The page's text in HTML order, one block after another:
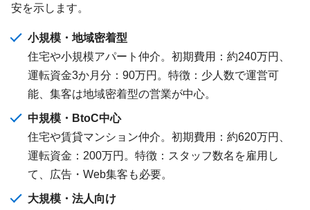
安を示します。
小規模・地域密着型
住宅や小規模アパート仲介。初期費用：約240万円、
運転資金3か月分：90万円。特徴：少人数で運営可
能、集客は地域密着型の営業が中心。
中規模・BtoC中心
住宅や賃貸マンション仲介。初期費用：約620万円、
運転資金：200万円。特徴：スタッフ数名を雇用し
て、広告・Web集客も必要。
大規模・法人向け